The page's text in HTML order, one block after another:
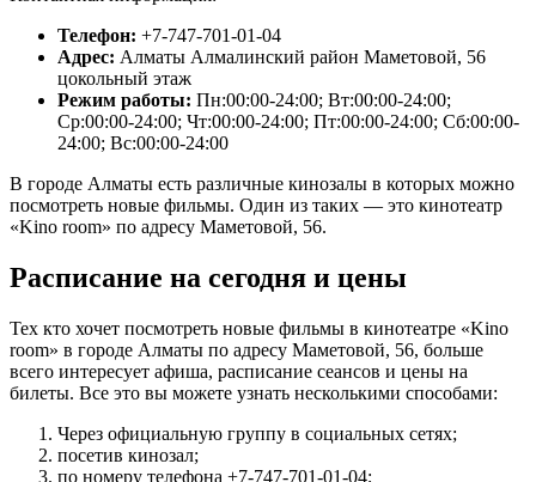
Телефон: +7-747-701-01-04
Адрес: Алматы Алмалинский район Маметовой, 56
цокольный этаж
Режим работы: Пн:00:00-24:00; Вт:00:00-24:00;
Ср:00:00-24:00; Чт:00:00-24:00; Пт:00:00-24:00; Сб:00:00-
24:00; Вс:00:00-24:00
В городе Алматы есть различные кинозалы в которых можно
посмотреть новые фильмы. Один из таких — это кинотеатр
«Kino room» по адресу Маметовой, 56.
Расписание на сегодня и цены
Тех кто хочет посмотреть новые фильмы в кинотеатре «Kino
room» в городе Алматы по адресу Маметовой, 56, больше
всего интересует афиша, расписание сеансов и цены на
билеты. Все это вы можете узнать несколькими способами:
Через официальную группу в социальных сетях;
посетив кинозал;
по номеру телефона +7-747-701-01-04;